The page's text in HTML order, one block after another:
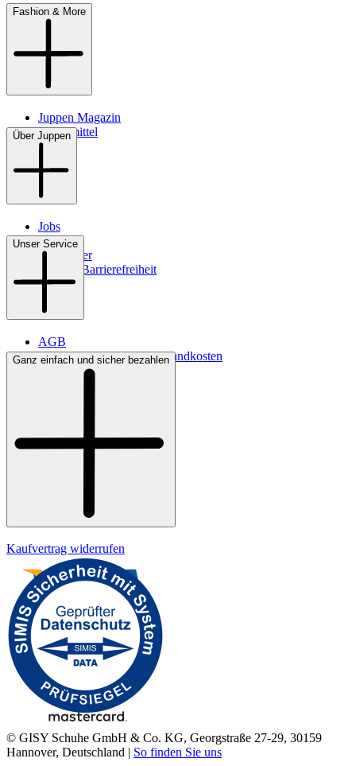
Fashion & More
Juppen Magazin
Pflegemittel
Über Juppen
Jobs
Filialen
Newsletter
Digitale Barrierefreiheit
Unser Service
AGB
Lieferbedingungen & Versandkosten
Bezahlung
Ganz einfach und sicher bezahlen
Kaufvertrag widerrufen
© GISY Schuhe GmbH & Co. KG, Georgstraße 27-29, 30159
Hannover, Deutschland | So finden Sie uns